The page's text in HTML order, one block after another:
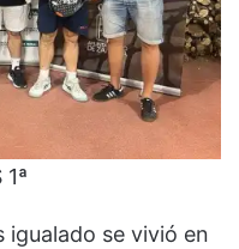
igualado se vivió en